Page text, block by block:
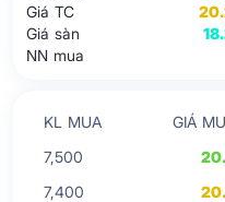
Giá TC
Giá sàn
NN mua
KL MUA GIÁ
7,500
7,400